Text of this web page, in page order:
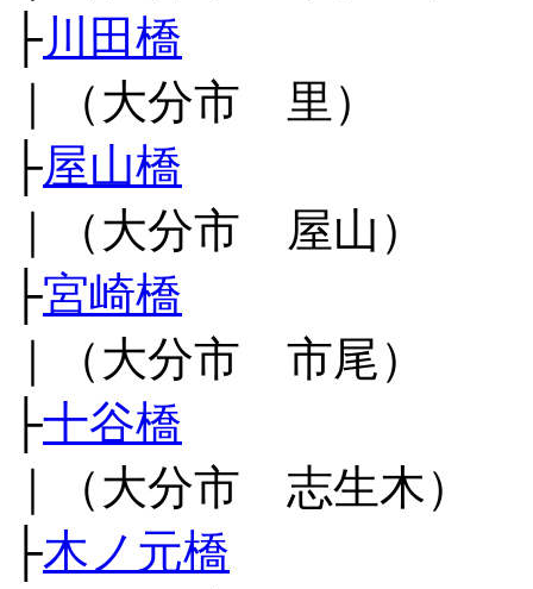
├川田橋
｜（大分市 里）
├屋山橋
｜（大分市 屋山）
├宮崎橋
｜（大分市 市尾）
├十谷橋
｜（大分市 志生木）
├木ノ元橋